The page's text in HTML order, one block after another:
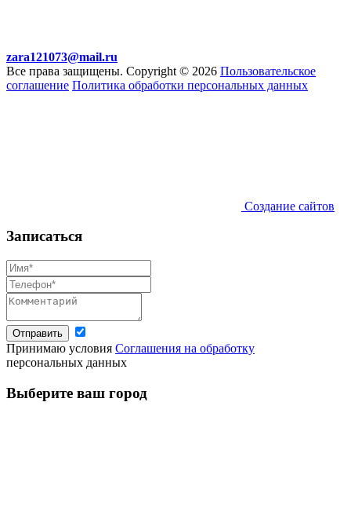
zara121073@mail.ru
Все права защищены. Copyright © 2026 Пользовательское
соглашение Политика обработки персональных данных
Создание сайтов
Записаться
Отправить
Принимаю условия Соглашения на обработку
персональных данных
Выберите ваш город